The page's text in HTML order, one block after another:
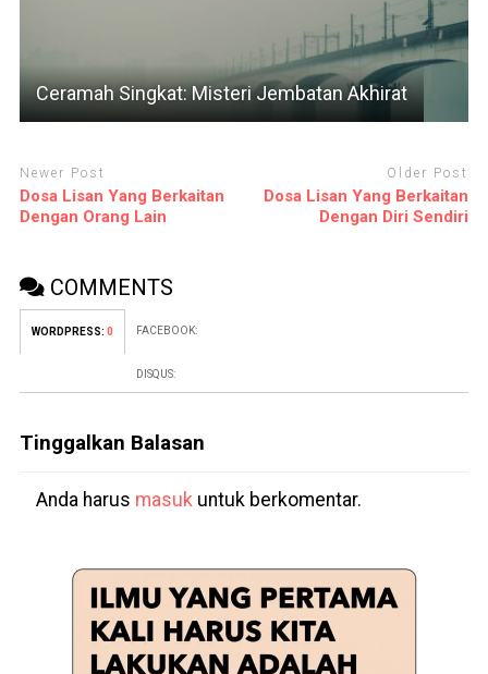
Ceramah Singkat: Misteri Jembatan Akhirat
Newer Post
Dosa Lisan Yang Berkaitan
Dengan Orang Lain
Older Post
Dosa Lisan Yang Berkaitan
Dengan Diri Sendiri
COMMENTS
WORDPRESS: 0 FACEBOOK:
DISQUS:
Tinggalkan Balasan
Anda harus masuk untuk berkomentar.